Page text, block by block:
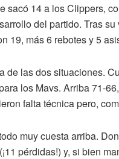
sacó 14 a los Clippers,
del partido. Tras
19, más 6 rebotes y 5
de las dos situaciones.
los Mavs. Arriba 71-
falta técnica pero,
muy cuesta arriba.
pérdidas!) y, si bien